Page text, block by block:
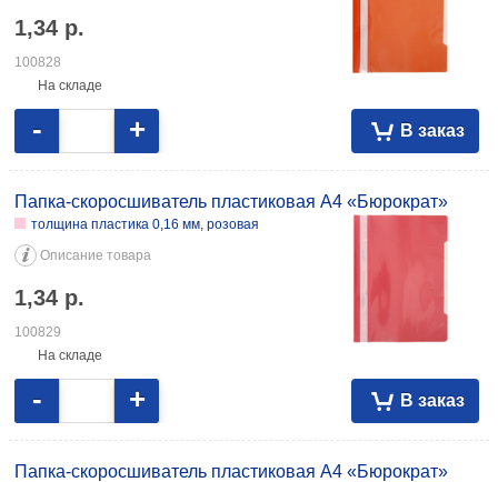
1,34 р.
100828
На складе
В заказ
- +
Папка-скоросшиватель пластиковая А4 «Бюрократ»
толщина пластика 0,16 мм, розовая
Описание товара
1,34 р.
100829
На складе
В заказ
- +
Папка-скоросшиватель пластиковая А4 «Бюрократ»